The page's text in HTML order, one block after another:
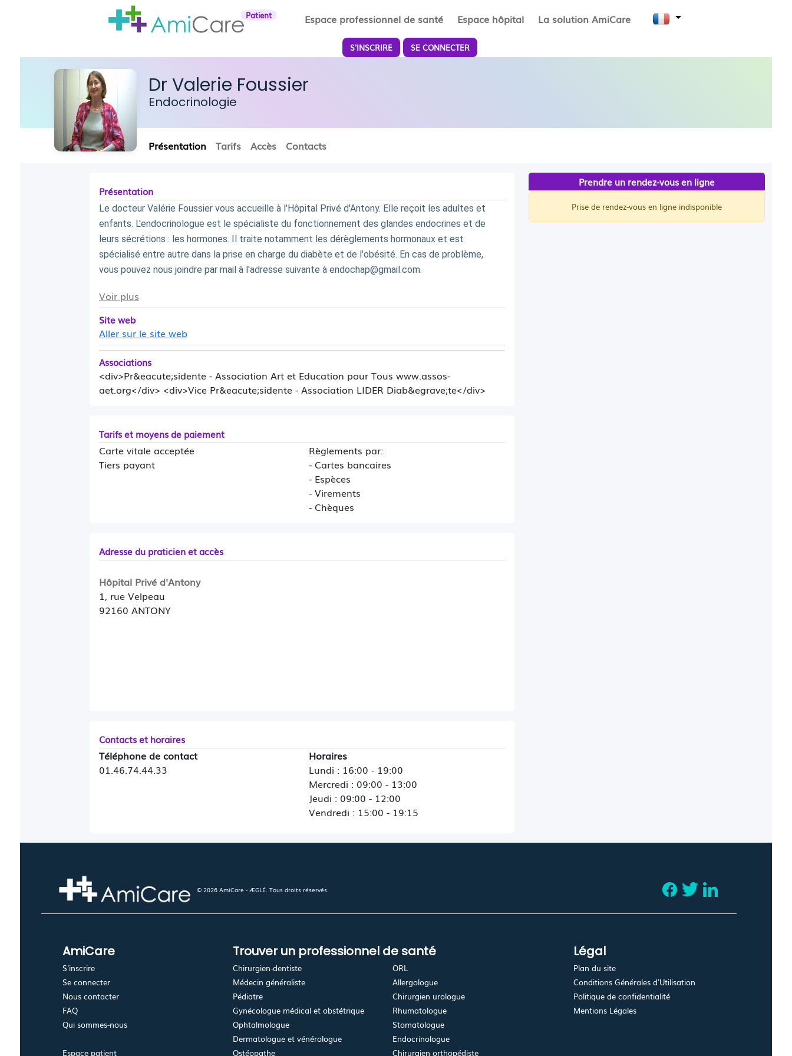
Patient Espace professionnel de santé Espace hôpital La solution AmiCare
S'INSCRIRE SE CONNECTER
Dr Valerie Foussier
Endocrinologie
Présentation Tarifs Accès Contacts
Présentation
Le docteur Valérie Foussier vous accueille à l'Hôpital Privé d'Antony. Elle reçoit les adultes et
enfants. L'endocrinologue est le spécialiste du fonctionnement des glandes endocrines et de
leurs sécrétions : les hormones. Il traite notamment les dérèglements hormonaux et est
spécialisé entre autre dans la prise en charge du diabète et de l'obésité. En cas de problème,
vous pouvez nous joindre par mail à l'adresse suivante à endochap@gmail.com.
Endocrinologue pour Adultes-Enfants
Lieu de consultation : Condorcet, 41 avenue Aristide Briand - 2ème étage 92160
ANTONY
Secrétariat: 01.46.74.44.33
Prendre RDV
Plus d'informations...
Voir plus
Site web
Aller sur le site web
Associations
<div>Pr&eacute;sidente - Association Art et Education pour Tous www.assos-
aet.org</div> <div>Vice Pr&eacute;sidente - Association LIDER Diab&egrave;te</div>
Tarifs et moyens de paiement
Carte vitale acceptée
Tiers payant
Règlements par:
- Cartes bancaires
- Espèces
- Virements
- Chèques
Adresse du praticien et accès
Hôpital Privé d'Antony
1, rue Velpeau
92160 ANTONY
Contacts et horaires
Téléphone de contact
01.46.74.44.33
Horaires
Lundi : 16:00 - 19:00
Mercredi : 09:00 - 13:00
Jeudi : 09:00 - 12:00
Vendredi : 15:00 - 19:15
Prendre un rendez-vous en ligne
Prise de rendez-vous en ligne indisponible
© 2026 AmiCare - ÆGLÉ. Tous droits réservés.
AmiCare
S'inscrire
Se connecter
Nous contacter
FAQ
Qui sommes-nous
Espace patient
Trouver un professionnel de santé
Chirurgien-dentiste
Médecin généraliste
Pédiatre
Gynécologue médical et obstétrique
Ophtalmologue
Dermatologue et vénérologue
Ostéopathe
ORL
Allergologue
Chirurgien urologue
Rhumatologue
Stomatologue
Endocrinologue
Chirurgien orthopédiste
Légal
Plan du site
Conditions Générales d'Utilisation
Politique de confidentialité
Mentions Légales